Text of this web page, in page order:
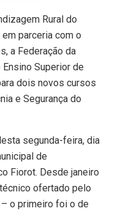
Rural do
em parceria com o
a Federação da
Superior de
dois novos cursos
e Segurança do
segunda-feira, dia
de
Fiorot. Desde janeiro
ofertado pelo
o primeiro foi o de